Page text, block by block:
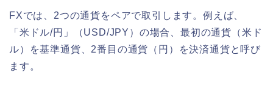
FXでは、2つの通貨をペアで取引します。例えば、
「米ドル/円」（USD/JPY）の場合、最初の通貨（米ド
ル）を基準通貨、2番目の通貨（円）を決済通貨と呼び
ます。